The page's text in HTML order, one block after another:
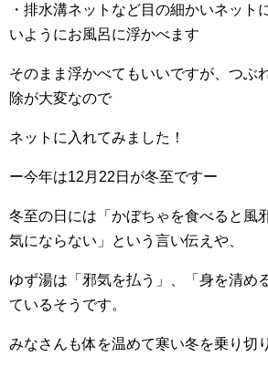
・排水溝ネットなど目の細かいネット
いようにお風呂に浮かべます
そのまま浮かべてもいいですが、つぶ
除が大変なので
ネットに入れてみました！
ー今年は12月22日が冬至ですー
冬至の日には「かぼちゃを食べると風
気にならない」という言い伝えや、
ゆず湯は「邪気を払う」、「身を清め
ているそうです。
みなさんも体を温めて寒い冬を乗り切